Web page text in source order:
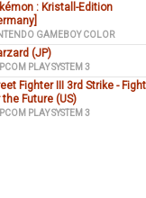
: Kristall-Edition
GAMEBOY COLOR
(JP)
PLAY SYSTEM 3
Fighter III 3rd Strike - Fight
the Future (US)
PLAY SYSTEM 3